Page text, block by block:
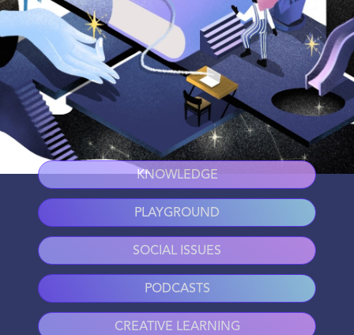
KNOWLEDGE
PLAYGROUND
SOCIAL ISSUES
PODCASTS
CREATIVE LEARNING